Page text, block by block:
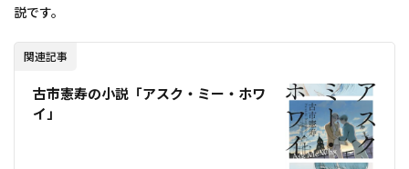
説です。
関連記事
古市憲寿の小説「アスク・ミー・ホワ
イ」